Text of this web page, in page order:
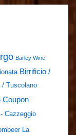
Barley Wine
Birrificio /
/ Tuscolano
Coupon
Cazzeggio
La